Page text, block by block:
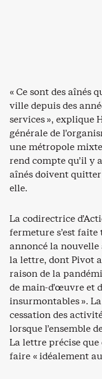
« Ce sont des aînés
ville depuis des
services », explique
générale de
une métropole
rend compte qu’il y
aînés doivent
elle.
La codirectrice
fermeture s’est
annoncé la nouvelle
la lettre, dont Pivot
raison de la
de main-d’œuvre et
insurmontables ».
cessation des
lorsque l’ensemble
La lettre précise
faire « idéalement